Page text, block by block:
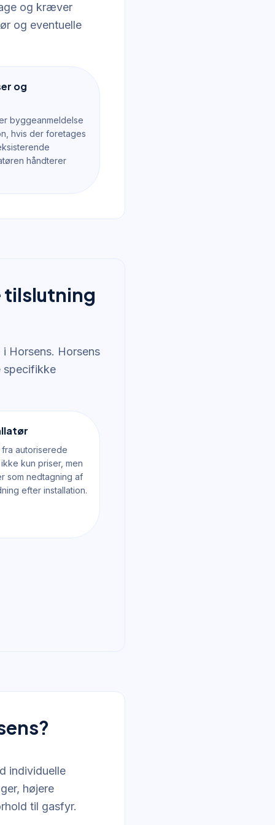
og kræver
og eventuelle
og
byggeanmeldelse
hvis der foretages
håndterer
tilslutning
Horsens. Horsens
specifikke
fra autoriserede
kun priser, men
som nedtagning af
efter installation.
individuelle
højere
til gasfyr.